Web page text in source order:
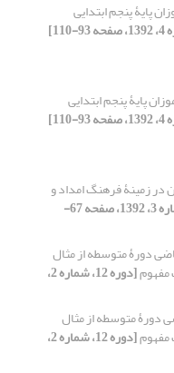
پایۀ پنجم ابتدایی
پایۀ پنجم ابتدایی
در زمینۀ فرهنگ امداد و
[دوره 12، شماره 3، 1392، صفحه 67-
دورۀ متوسطه از مثال
مفهوم [دوره 12، شماره 2،
دورۀ متوسطه از مثال
مفهوم [دوره 12، شماره 2،